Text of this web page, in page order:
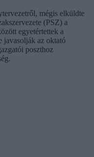
mégis elküldte
(PSZ) a
egyetértettek a
javasolják az oktató
poszthoz